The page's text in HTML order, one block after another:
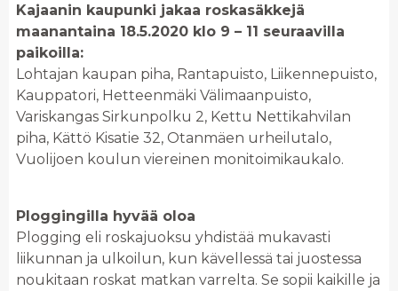
Kajaanin kaupunki jakaa roskasäkkejä
maanantaina 18.5.2020 klo 9 – 11 seuraavilla
paikoilla:
Lohtajan kaupan piha, Rantapuisto, Liikennepuisto,
Kauppatori, Hetteenmäki Välimaanpuisto,
Variskangas Sirkunpolku 2, Kettu Nettikahvilan
piha, Kättö Kisatie 32, Otanmäen urheilutalo,
Vuolijoen koulun viereinen monitoimikaukalo.
Ploggingilla hyvää oloa
Plogging eli roskajuoksu yhdistää mukavasti
liikunnan ja ulkoilun, kun kävellessä tai juostessa
noukitaan roskat matkan varrelta. Se sopii kaikille ja